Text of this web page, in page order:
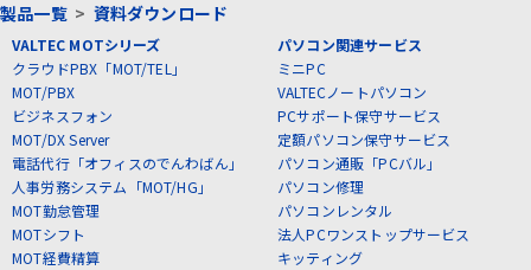
製品一覧> 資料ダウンロード
VALTEC MOTシリーズ
クラウドPBX「MOT/TEL」
MOT/PBX
ビジネスフォン
MOT/DX Server
電話代行「オフィスのでんわばん」
人事労務システム「MOT/HG」
MOT勤怠管理
MOTシフト
MOT経費精算
パソコン関連サービス
ミニPC
VALTECノートパソコン
PCサポート保守サービス
定額パソコン保守サービス
パソコン通販「PCバル」
パソコン修理
パソコンレンタル
法人PCワンストップサービス
キッティング